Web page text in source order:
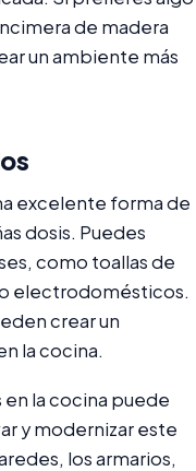
de madera
un ambiente más
excelente forma de
dosis. Puedes
como toallas de
electrodomésticos.
crear un
la cocina.
en la cocina puede
y modernizar este
los armarios,